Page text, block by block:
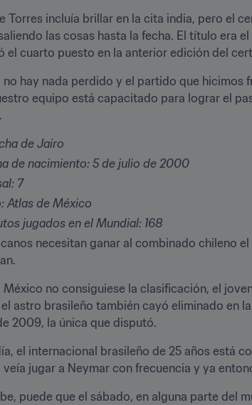
Torres incluía brillar en la cita india, pero el
las cosas hasta la fecha. El título era
el cuarto puesto en la anterior edición del
no hay nada perdido y el partido que
equipo está capacitado para lograr el
de Jairo
de nacimiento: 5 de julio de 2000
7
Atlas de México
jugados en el Mundial: 168
necesitan ganar al combinado chileno
México no consiguiese la clasificación, el
astro brasileño también cayó eliminado en
2009, la única que disputó.
el internacional brasileño de 25 años está
jugar a Neymar con frecuencia y ya
puede que el sábado, en alguna parte del